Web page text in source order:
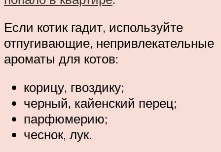
Если котик гадит, используйте
отпугивающие, непривлекательные
ароматы для котов:
корицу, гвоздику;
черный, кайенский перец;
парфюмерию;
чеснок, лук.